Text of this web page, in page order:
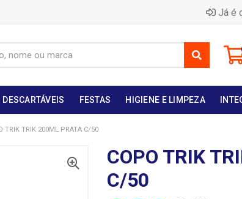
Já é
DESCARTÁVEIS FESTAS HIGIENE E LIMPEZA
TRIK TRIK 200ML PRATA C/50
COPO TRIK
C/50